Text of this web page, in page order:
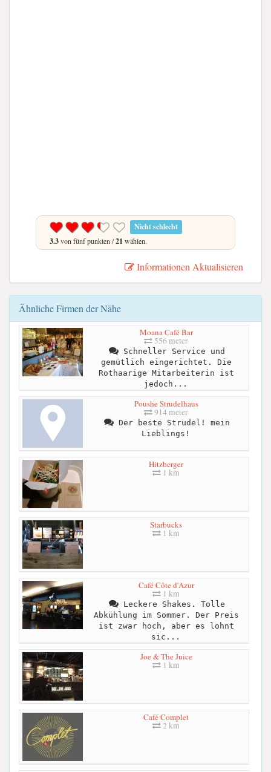
Nicht schlecht
3.3von fünf punkten /21 wählen.
Informationen Aktualisieren
Ähnliche Firmen der Nähe
Moana Café Bar
556 meter
Schneller Service und
gemütlich eingerichtet. Die
Rothaarige Mitarbeiterin ist
jedoch...
Poushe Strudelhaus
914 meter
Der beste Strudel! mein
Lieblings!
Hitzberger
1 km
Starbucks
1 km
Café Côte d'Azur
1 km
Leckere Shakes. Tolle
Abkühlung im Sommer. Der Preis
ist zwar hoch, aber es lohnt
sic...
Joe & The Juice
1 km
Café Complet
2 km